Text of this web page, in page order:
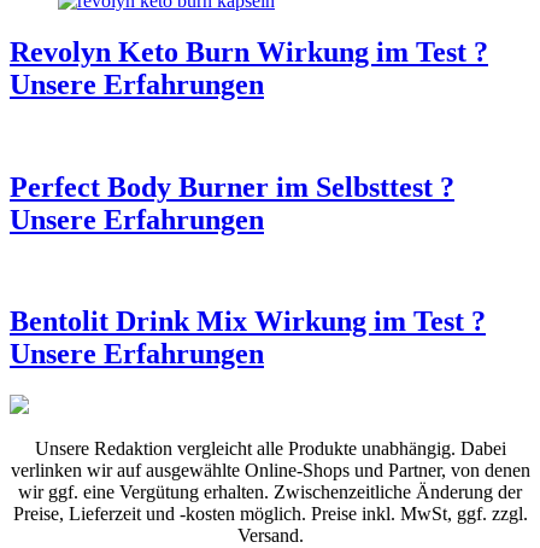
Revolyn Keto Burn Wirkung im Test ?
Unsere Erfahrungen
Perfect Body Burner im Selbsttest ?
Unsere Erfahrungen
Bentolit Drink Mix Wirkung im Test ?
Unsere Erfahrungen
Unsere Redaktion vergleicht alle Produkte unabhängig. Dabei
verlinken wir auf ausgewählte Online-Shops und Partner, von denen
wir ggf. eine Vergütung erhalten. Zwischenzeitliche Änderung der
Preise, Lieferzeit und -kosten möglich. Preise inkl. MwSt, ggf. zzgl.
Versand.